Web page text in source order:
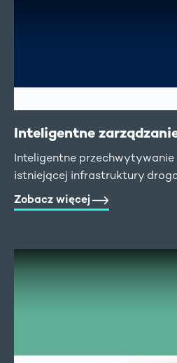
Inteligentne
Inteligentne przechwytywanie
istniejącej infrastruktury
Zobacz więcej